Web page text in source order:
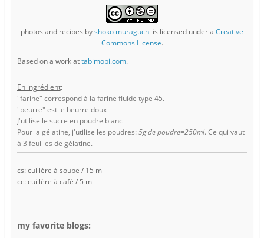
photos and recipes byshoko muraguchi is licensed under a Creative
Commons License.
Based on a work attabimobi.com.
En ingrédient:
"farine" correspond à la farine fluide type 45.
"beurre" est le beurre doux
J'utilise le sucre en poudre blanc
Pour la gélatine, j'utilise les poudres: 5g de poudre=250ml. Ce qui vaut
à 3 feuilles de gélatine.
cs: cuillère à soupe / 15 ml
cc: cuillère à café / 5 ml
my favorite blogs: